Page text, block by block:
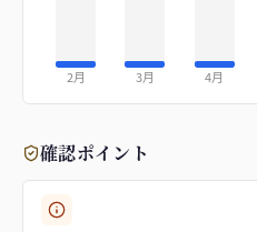
2月 3月 4月
確認ポイント